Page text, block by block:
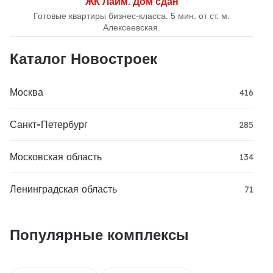
Готовые квартиры бизнес-класса. 5 мин. от ст. м.
Алексеевская.
Каталог Новостроек
Москва 416
Санкт-Петербург 285
Московская область 134
Ленинградская область 71
Популярные комплексы